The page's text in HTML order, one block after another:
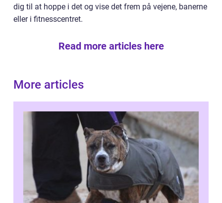
dig til at hoppe i det og vise det frem på vejene, banerne
eller i fitnesscentret.
Read more articles here
More articles